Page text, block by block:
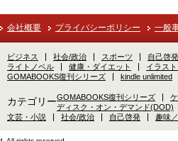
会社概要 プライバシーポリシー 一般
ビジネス 社会/政治 スポーツ 自己啓発
ライトノベル
健康・ダイエット イラス
GOMABOOKS復刊シリーズ
kindle unlimited
カテゴリーGOMABOOKS復刊シリーズ
ディスク・オン・デマンド(DOD)
文芸・小説
社会/政治 自己啓発 趣味